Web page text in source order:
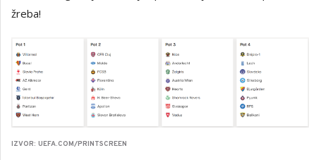
žreba!
IZVOR: UEFA.COM/PRINTSCREEN